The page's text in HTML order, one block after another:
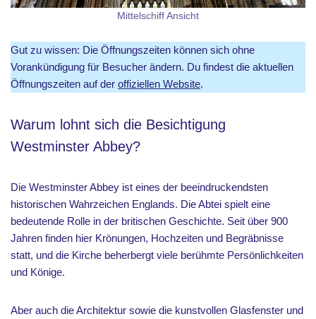
Mittelschiff Ansicht
Gut zu wissen: Die Öffnungszeiten können sich ohne
Vorankündigung für Besucher ändern. Du findest die aktuellen
Öffnungszeiten auf der offiziellen Website.
Warum lohnt sich die Besichtigung
Westminster Abbey?
Die Westminster Abbey ist eines der beeindruckendsten
historischen Wahrzeichen Englands. Die Abtei spielt eine
bedeutende Rolle in der britischen Geschichte. Seit über 900
Jahren finden hier Krönungen, Hochzeiten und Begräbnisse
statt, und die Kirche beherbergt viele berühmte Persönlichkeiten
und Könige.
Aber auch die Architektur sowie die kunstvollen Glasfenster und